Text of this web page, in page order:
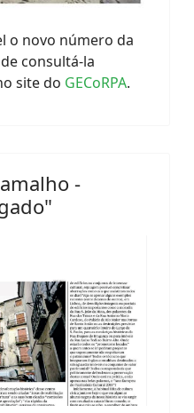
o novo número da
consultá-la
site do GECoRPA.
-